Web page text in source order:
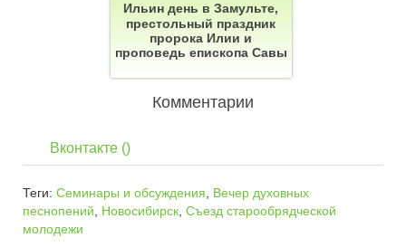
Ильин день в Замульте,
престольный праздник
пророка Илии и
проповедь епископа Савы
Комментарии
Вконтакте ()
Теги: Семинары и обсуждения, Вечер духовных
песнопений, Новосибирск, Съезд старообрядческой
молодежи